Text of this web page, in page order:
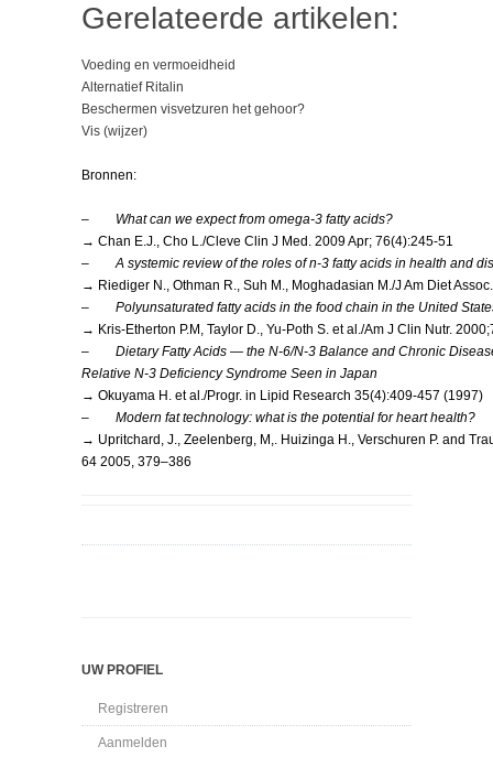
Gerelateerde artikelen:
Voeding en vermoeidheid
Alternatief Ritalin
Beschermen visvetzuren het gehoor?
Vis (wijzer)
Bronnen:
– What can we expect from omega-3 fatty acids?
→ Chan E.J., Cho L./Cleve Clin J Med. 2009 Apr; 76(4):245-51
–A systemic review of the roles of n-3 fatty acids in health and
→ Riediger N., Othman R., Suh M., Moghadasian M./J Am Diet
– Polyunsaturated fatty acids in the food chain in the United
→ Kris-Etherton P.M, Taylor D., Yu-Poth S. et al./Am J Clin Nutr.
– Dietary Fatty Acids — the N-6/N-3 Balance and Chronic
Relative N-3 Deficiency Syndrome Seen in Japan
→ Okuyama H. et al./Progr. in Lipid Research 35(4):409-457 (1997)
– Modern fat technology: what is the potential for heart health?
→ Upritchard, J., Zeelenberg, M,. Huizinga H., Verschuren P. and
64 2005, 379–386
UW PROFIEL
Registreren
Aanmelden